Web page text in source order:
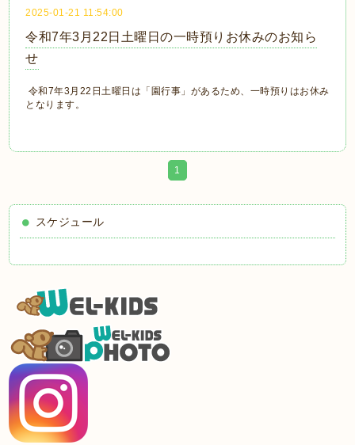
2025-01-21 11:54:00
令和7年3月22日土曜日の一時預りお休みのお知ら
せ
令和7年3月22日土曜日は「園行事」があるため、一時預りはお休み
となります。
1
スケジュール